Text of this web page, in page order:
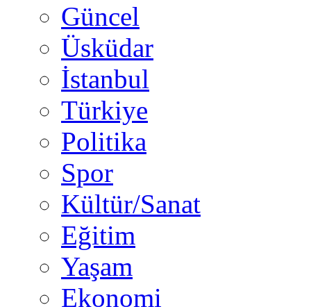
Güncel
Üsküdar
İstanbul
Türkiye
Politika
Spor
Kültür/Sanat
Eğitim
Yaşam
Ekonomi